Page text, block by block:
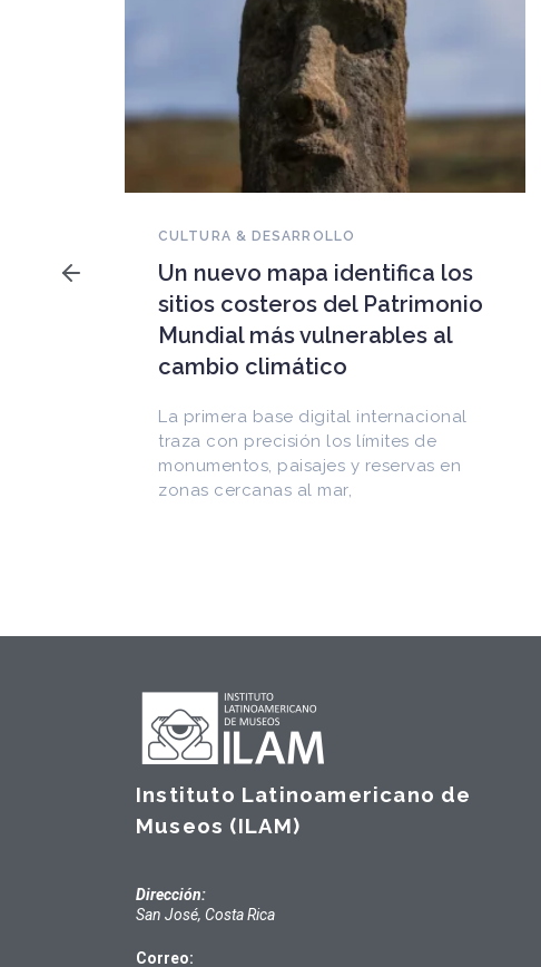
guardián del patrimonio
iberoamericano
Arquitecto, historiador e Investigador
CEDODAL e impulsó los Seminarios de
Arquitectura Latinoamericana. Publicó
más de
Instituto Latinoamericano de
Museos (ILAM)
Dirección:
San José, Costa Rica
Correo: